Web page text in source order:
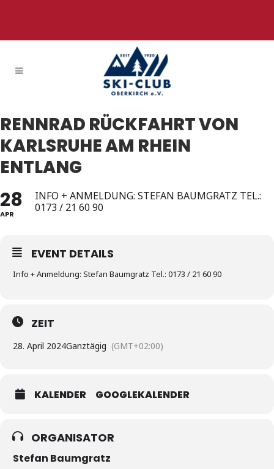
RENNRAD RÜCKFAHRT VON
KARLSRUHE AM RHEIN
ENTLANG
28
APR
INFO + ANMELDUNG: STEFAN BAUMGRATZ TEL.:
0173 / 21 60 90
EVENT DETAILS
Info + Anmeldung: Stefan Baumgratz Tel.: 0173 / 21 60 90
ZEIT
28. April 2024Ganztägig (GMT+02:00)
KALENDER GOOGLEKALENDER
ORGANISATOR
Stefan Baumgratz